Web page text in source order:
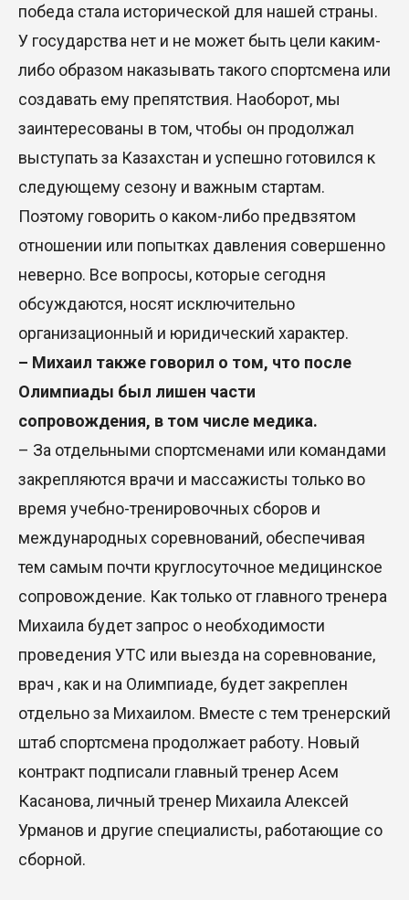
победа стала исторической для нашей страны.
У государства нет и не может быть цели каким-
либо образом наказывать такого спортсмена или
создавать ему препятствия. Наоборот, мы
заинтересованы в том, чтобы он продолжал
выступать за Казахстан и успешно готовился к
следующему сезону и важным стартам.
Поэтому говорить о каком-либо предвзятом
отношении или попытках давления совершенно
неверно. Все вопросы, которые сегодня
обсуждаются, носят исключительно
организационный и юридический характер.
– Михаил также говорил о том, что после
Олимпиады был лишен части
сопровождения, в том числе медика.
– За отдельными спортсменами или командами
закрепляются врачи и массажисты только во
время учебно-тренировочных сборов и
международных соревнований, обеспечивая
тем самым почти круглосуточное медицинское
сопровождение. Как только от главного тренера
Михаила будет запрос о необходимости
проведения УТС или выезда на соревнование,
врач , как и на Олимпиаде, будет закреплен
отдельно за Михаилом. Вместе с тем тренерский
штаб спортсмена продолжает работу. Новый
контракт подписали главный тренер Асем
Касанова, личный тренер Михаила Алексей
Урманов и другие специалисты, работающие со
сборной.